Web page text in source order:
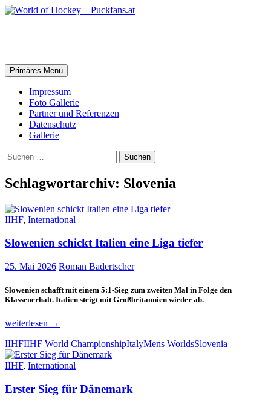
Zum
Suchen
Primäres Menü
Impressum
Foto Gallerie
Partner und Referenzen
Datenschutz
Gallerie
Suchen
nach:
Schlagwortarchiv: Slovenia
IIHF, International
Slowenien schickt Italien eine Liga tiefer
25. Mai 2026 Roman Badertscher
Slowenien schafft mit einem 5:1-Sieg zum zweiten Mal in Folge den
Klassenerhalt. Italien steigt mit Großbritannien wieder ab.
Slowenien
Italien
eine
Liga
weiterlesen →
IIHFIIHF World ChampionshipItalyMens WorldsSlovenia
IIHF, International
Erster Sieg für Dänemark